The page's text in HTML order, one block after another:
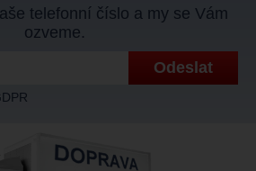
telefonní číslo a my se Vám
ozveme.